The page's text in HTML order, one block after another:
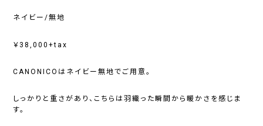
ネイビー/無地
￥38,000+tax
CANONICOはネイビー無地でご用意。
しっかりと重さがあり、こちらは羽織った瞬間から暖かさを感じま
す。